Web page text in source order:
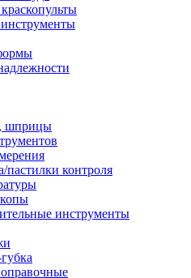
шприцы
пастилки контроля
инструменты